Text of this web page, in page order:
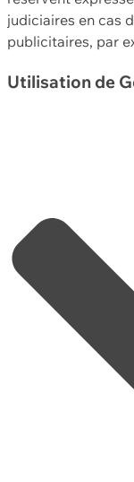
judiciaires en cas
publicitaires, par
Utilisation de